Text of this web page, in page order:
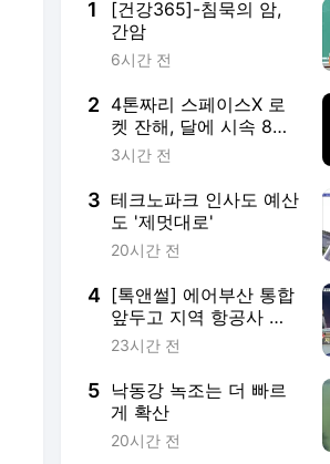
1
[건강365]-침묵의 암,
간암
6시간 전
2 4톤짜리 스페이스X 로
켓 잔해, 달에 시속 8천
700㎞ 충돌
3시간 전
3 테크노파크 인사도 예산
도 '제멋대로'
20시간 전
4 [톡앤썰] 에어부산 통합
앞두고 지역 항공사 존
치 필요성 제기
23시간 전
5 낙동강 녹조는 더 빠르
게 확산
20시간 전